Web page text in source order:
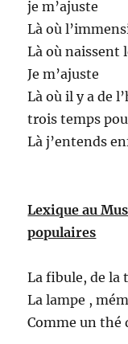
je m’ajuste
Là où
Là où naissent
Je m’ajuste
Là où il y a de
trois temps
Là j’entends
Lexique au
populaires
La fibule, de la
La lampe ,
Comme un thé